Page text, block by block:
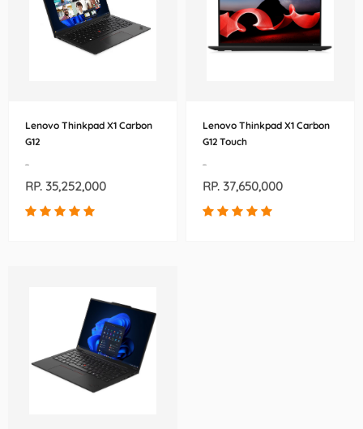
Lenovo Thinkpad X1 Carbon
G12
-
RP. 35,252,000
Lenovo Thinkpad X1 Carbon
G12 Touch
-
RP. 37,650,000